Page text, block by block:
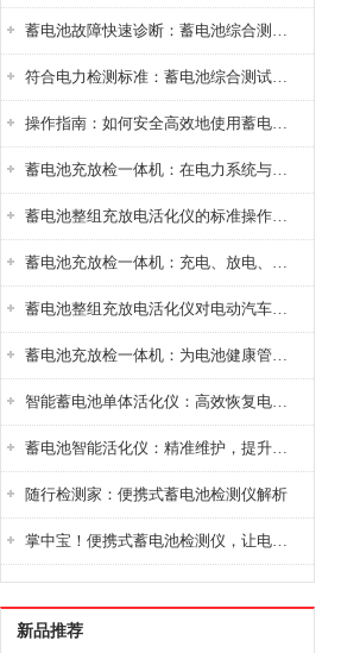
蓄电池故障快速诊断：蓄电池综合测试仪判断落后电池的方法与标准
符合电力检测标准：蓄电池综合测试仪测试规范与精度校准方法详解
操作指南：如何安全高效地使用蓄电池智能活化仪？
蓄电池充放检一体机：在电力系统与储能设备中的创新应用，确保蓄电池性能与可靠性
蓄电池整组充放电活化仪的标准操作流程：从接线设置到充放电参数设定的安全规范
蓄电池充放检一体机：充电、放电、检测三功能集成设备
蓄电池整组充放电活化仪对电动汽车电池有帮助吗？
蓄电池充放检一体机：为电池健康管理提供一站式解决方案
智能蓄电池单体活化仪：高效恢复电池性能，延长蓄电池使用寿命
蓄电池智能活化仪：精准维护，提升电池健康状态
随行检测家：便携式蓄电池检测仪解析
掌中宝！便携式蓄电池检测仪，让电池检测变得简单又快捷！
新品推荐